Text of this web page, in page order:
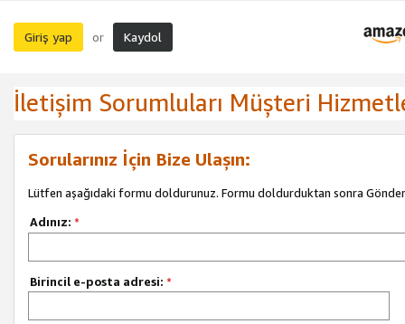
Giriş yap or Kaydol
İletişim Sorumluları Müşteri
Sorularınız İçin Bize Ulaşın:
Lütfen aşağıdaki formu doldurunuz. Formu doldurduktan sonra Gönder
Adınız: *
Birincil e-posta adresi: *